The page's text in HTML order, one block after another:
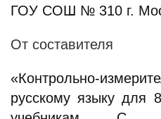
ГОУ СОШ № 310 г.
От составителя
«Контрольно-
русскому языку для